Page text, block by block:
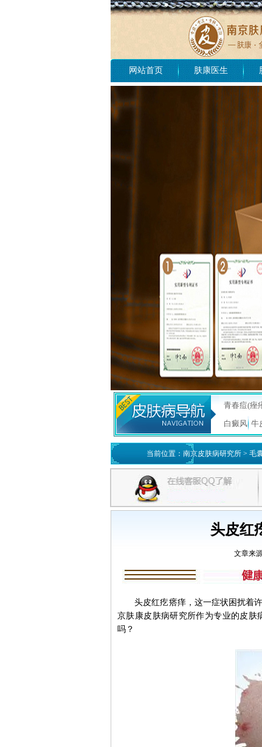
网站首页 肤康医生
青春痘(痤
白癜风 牛
当前位置： 南京皮肤病研究所 > 毛
头皮红
文章来
头皮红疙瘩痒，这一症状困扰着许
京肤康皮肤病研究所作为专业的皮肤
吗？